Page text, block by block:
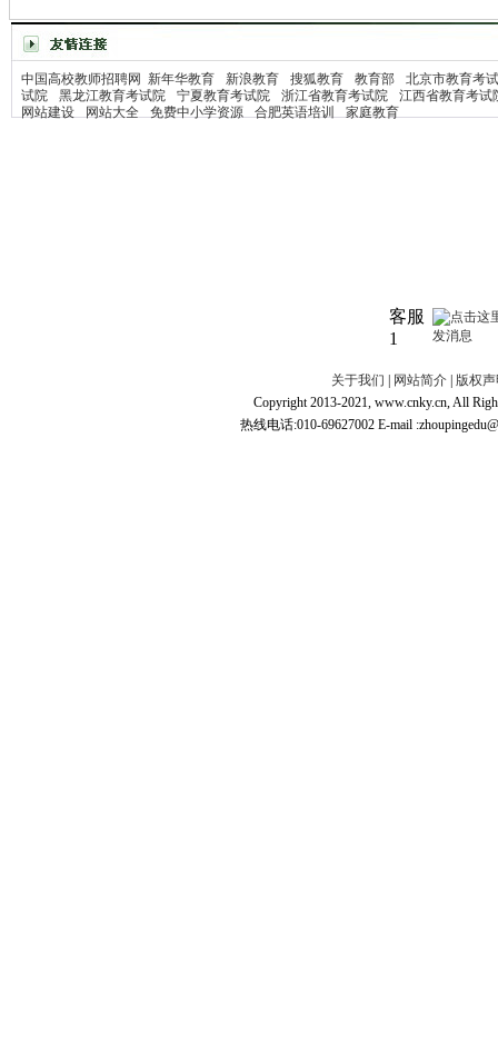
中国高校教师招聘网 新年华教育 新浪教育 搜狐教育 教育部
北京市教育考
试院
黑龙江教育考试院 宁夏教育考试院 浙江省教育考试院
江西省教育考试
网站建设
网站大全 免费中小学资源 合肥英语培训 家庭教育
客服
1
关于我们 | 网站简介 | 版权
Copyright 2013-2021, www.cnky.cn, All
热线电话:010-69627002 E-mail